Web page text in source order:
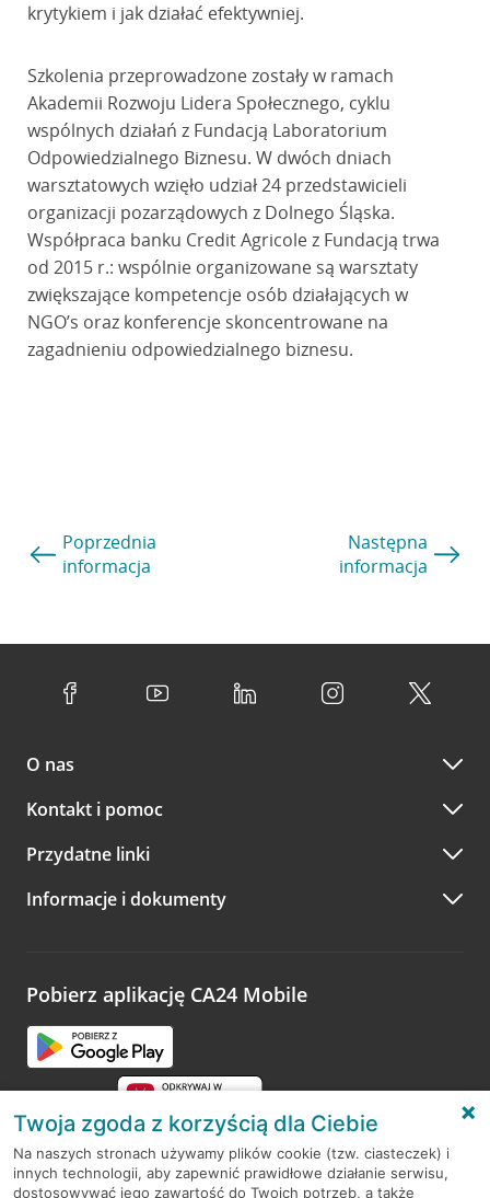
krytykiem i jak działać efektywniej.
Szkolenia przeprowadzone zostały w ramach
Akademii Rozwoju Lidera Społecznego, cyklu
wspólnych działań z Fundacją Laboratorium
Odpowiedzialnego Biznesu. W dwóch dniach
warsztatowych wzięło udział 24 przedstawicieli
organizacji pozarządowych z Dolnego Śląska.
Współpraca banku Credit Agricole z Fundacją trwa
od 2015 r.: wspólnie organizowane są warsztaty
zwiększające kompetencje osób działających w
NGO’s oraz konferencje skoncentrowane na
zagadnieniu odpowiedzialnego biznesu.
Poprzednia
informacja
Następna
informacja
O nas
Kontakt i pomoc
Przydatne linki
Informacje i dokumenty
Pobierz aplikację CA24 Mobile
RODO
Twoja zgoda z korzyścią dla Ciebie
Na naszych stronach używamy plików cookie (tzw. ciasteczek) i
innych technologii, aby zapewnić prawidłowe działanie serwisu,
dostosowywać jego zawartość do Twoich potrzeb, a także